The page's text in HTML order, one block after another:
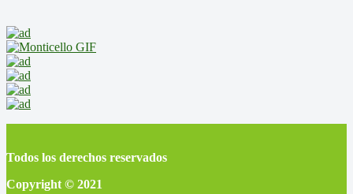
Todos los derechos reservados
Copyright © 2021